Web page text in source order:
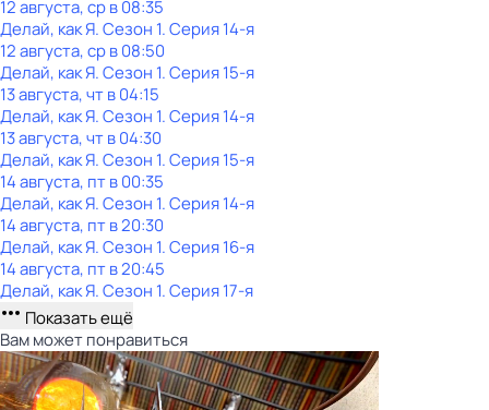
12 августа, ср в 08:35
Делай, как Я. Сезон 1. Серия 14-я
12 августа, ср в 08:50
Делай, как Я. Сезон 1. Серия 15-я
13 августа, чт в 04:15
Делай, как Я. Сезон 1. Серия 14-я
13 августа, чт в 04:30
Делай, как Я. Сезон 1. Серия 15-я
14 августа, пт в 00:35
Делай, как Я. Сезон 1. Серия 14-я
14 августа, пт в 20:30
Делай, как Я. Сезон 1. Серия 16-я
14 августа, пт в 20:45
Делай, как Я. Сезон 1. Серия 17-я
Показать ещё
Вам может понравиться